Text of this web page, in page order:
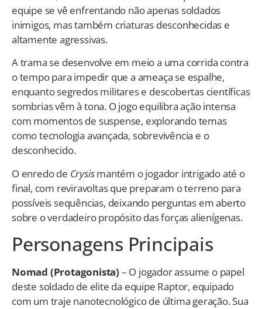
equipe se vê enfrentando não apenas soldados
inimigos, mas também criaturas desconhecidas e
altamente agressivas.
A trama se desenvolve em meio a uma corrida contra
o tempo para impedir que a ameaça se espalhe,
enquanto segredos militares e descobertas científicas
sombrias vêm à tona. O jogo equilibra ação intensa
com momentos de suspense, explorando temas
como tecnologia avançada, sobrevivência e o
desconhecido.
O enredo de Crysismantém o jogador intrigado até o
final, com reviravoltas que preparam o terreno para
possíveis sequências, deixando perguntas em aberto
sobre o verdadeiro propósito das forças alienígenas.
Personagens Principais
Nomad (Protagonista) – O jogador assume o papel
deste soldado de elite da equipe Raptor, equipado
com um traje nanotecnológico de última geração. Sua